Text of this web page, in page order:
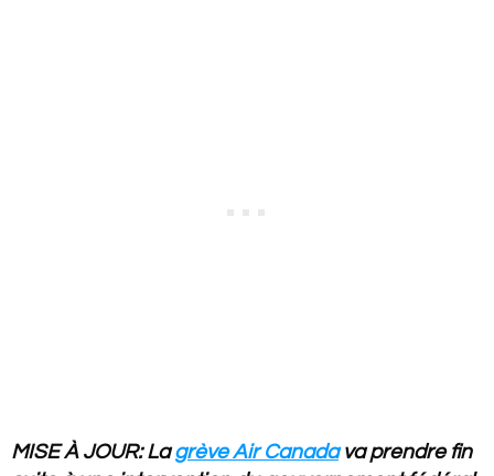
MISE À JOUR: Lagrève Air Canadava prendre fin